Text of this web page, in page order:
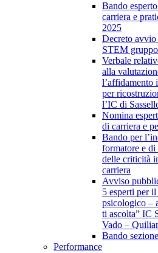
Bando
carriera e
2025
Decreto avvio
STEM
Verbale
alla
l’affidamento
per
l’IC di
Nomina
di carriera e
Bando per
formatore e
delle criticità
carriera
Avviso
5 esperti per
psicologico –
ti ascolta” IC
Vado –
Bando
Performance